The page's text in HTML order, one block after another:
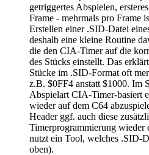
getriggertes Abspielen,
Frame - mehrmals pro Frame
Erstellen einer .SID-Datei
deshalb eine kleine Routine
die den CIA-Timer auf die
des Stücks einstellt. Das
Stücke im .SID-Format oft
z.B. $0FF4 anstatt $1000. Im
Abspielart CIA-Timer-basiert
wieder auf dem C64
Header ggf. auch diese
Timerprogrammierung wieder
nutzt ein Tool, welches .SID-
oben).